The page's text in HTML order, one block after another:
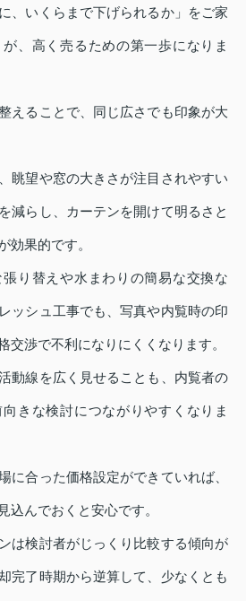
、いくらまで下げられるか」をご家
、高く売るための第一歩になりま
えることで、同じ広さでも印象が大
眺望や窓の大きさが注目されやすい
減らし、カーテンを開けて明るさと
効果的です。
り替えや水まわりの簡易な交換な
ッシュ工事でも、写真や内覧時の印
交渉で不利になりにくくなります。
動線を広く見せることも、内覧者の
きな検討につながりやすくなりま
に合った価格設定ができていれば、
込んでおくと安心です。
は検討者がじっくり比較する傾向が
完了時期から逆算して、少なくとも